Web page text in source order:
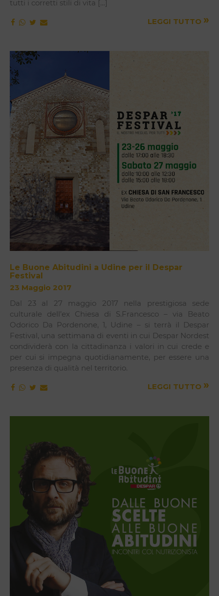
tutti i corretti stili di vita […]
LEGGI TUTTO »
Le Buone Abitudini a Udine per il Despar
Festival
23 Maggio 2017
Dal 23 al 27 maggio 2017 nella prestigiosa sede
culturale dell’ex Chiesa di S.Francesco – via Beato
Odorico Da Pordenone, 1, Udine – si terrà il Despar
Festival, una settimana di eventi in cui Despar Nordest
condividerà con la cittadinanza i valori in cui crede e
per cui si impegna quotidianamente, per essere una
presenza di qualità nel territorio.
LEGGI TUTTO »